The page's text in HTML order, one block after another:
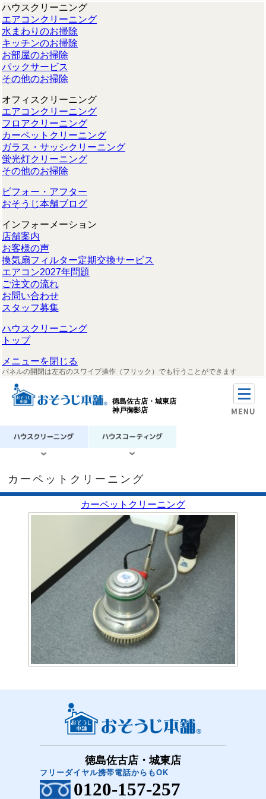
ハウスクリーニング
エアコンクリーニング
水まわりのお掃除
キッチンのお掃除
お部屋のお掃除
パックサービス
その他のお掃除
オフィスクリーニング
エアコンクリーニング
フロアクリーニング
カーペットクリーニング
ガラス・サッシクリーニング
蛍光灯クリーニング
その他のお掃除
ビフォー・アフター
おそうじ本舗ブログ
インフォーメーション
店舗案内
お客様の声
換気扇フィルター定期交換サービス
エアコン2027年問題
ご注文の流れ
お問い合わせ
スタッフ募集
ハウスクリーニング
トップ
メニューを閉じる
パネルの開閉は左右のスワイプ操作（フリック）でも行うことができます
徳島佐古店・城東店
神戸御影店
カーペットクリーニング
カーペットクリーニング
徳島佐古店・城東店
フリーダイヤル携帯電話からもOK
0120-157-257